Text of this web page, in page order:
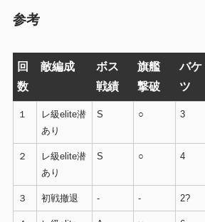
参考
回
数
敵編成
ボス
戦績
旗艦
撃破
バケ
ツ
１
レ級elite潜
あり
S ○ 3
２
レ級elite潜
あり
S ○ 4
３ 初戦撤退 - - 2?